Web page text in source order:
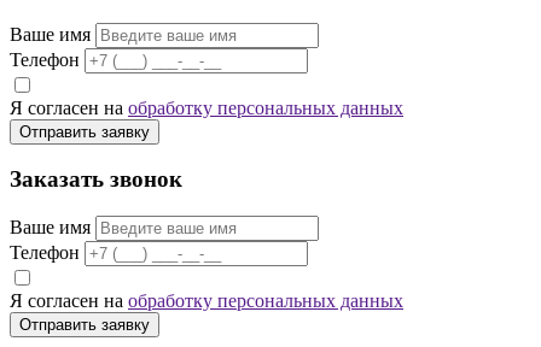
Ваше имя
Телефон
Я согласен на обработку персональных данных
Отправить заявку
Заказать звонок
Ваше имя
Телефон
Я согласен на обработку персональных данных
Отправить заявку